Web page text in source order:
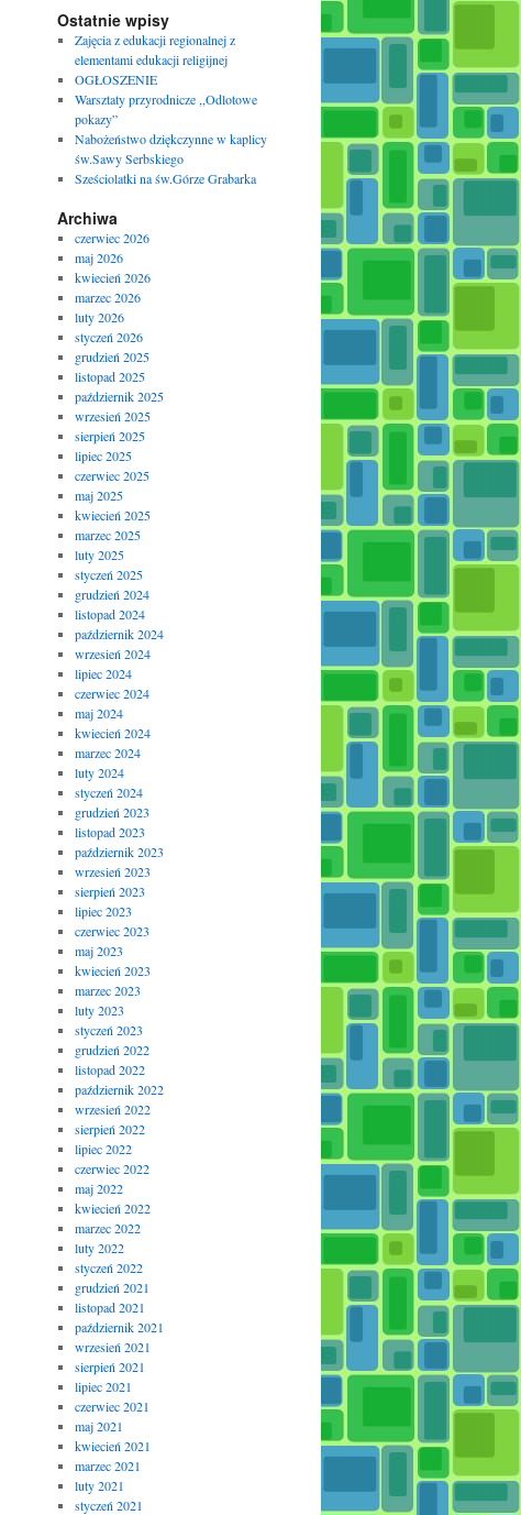
Ostatnie wpisy
Zajęcia z edukacji regionalnej z
elementami edukacji religijnej
OGŁOSZENIE
Warsztaty przyrodnicze ,,Odlotowe
pokazy”
Nabożeństwo dziękczynne w kaplicy
św.Sawy Serbskiego
Sześciolatki na św.Górze Grabarka
Archiwa
czerwiec 2026
maj 2026
kwiecień 2026
marzec 2026
luty 2026
styczeń 2026
grudzień 2025
listopad 2025
październik 2025
wrzesień 2025
sierpień 2025
lipiec 2025
czerwiec 2025
maj 2025
kwiecień 2025
marzec 2025
luty 2025
styczeń 2025
grudzień 2024
listopad 2024
październik 2024
wrzesień 2024
lipiec 2024
czerwiec 2024
maj 2024
kwiecień 2024
marzec 2024
luty 2024
styczeń 2024
grudzień 2023
listopad 2023
październik 2023
wrzesień 2023
sierpień 2023
lipiec 2023
czerwiec 2023
maj 2023
kwiecień 2023
marzec 2023
luty 2023
styczeń 2023
grudzień 2022
listopad 2022
październik 2022
wrzesień 2022
sierpień 2022
lipiec 2022
czerwiec 2022
maj 2022
kwiecień 2022
marzec 2022
luty 2022
styczeń 2022
grudzień 2021
listopad 2021
październik 2021
wrzesień 2021
sierpień 2021
lipiec 2021
czerwiec 2021
maj 2021
kwiecień 2021
marzec 2021
luty 2021
styczeń 2021